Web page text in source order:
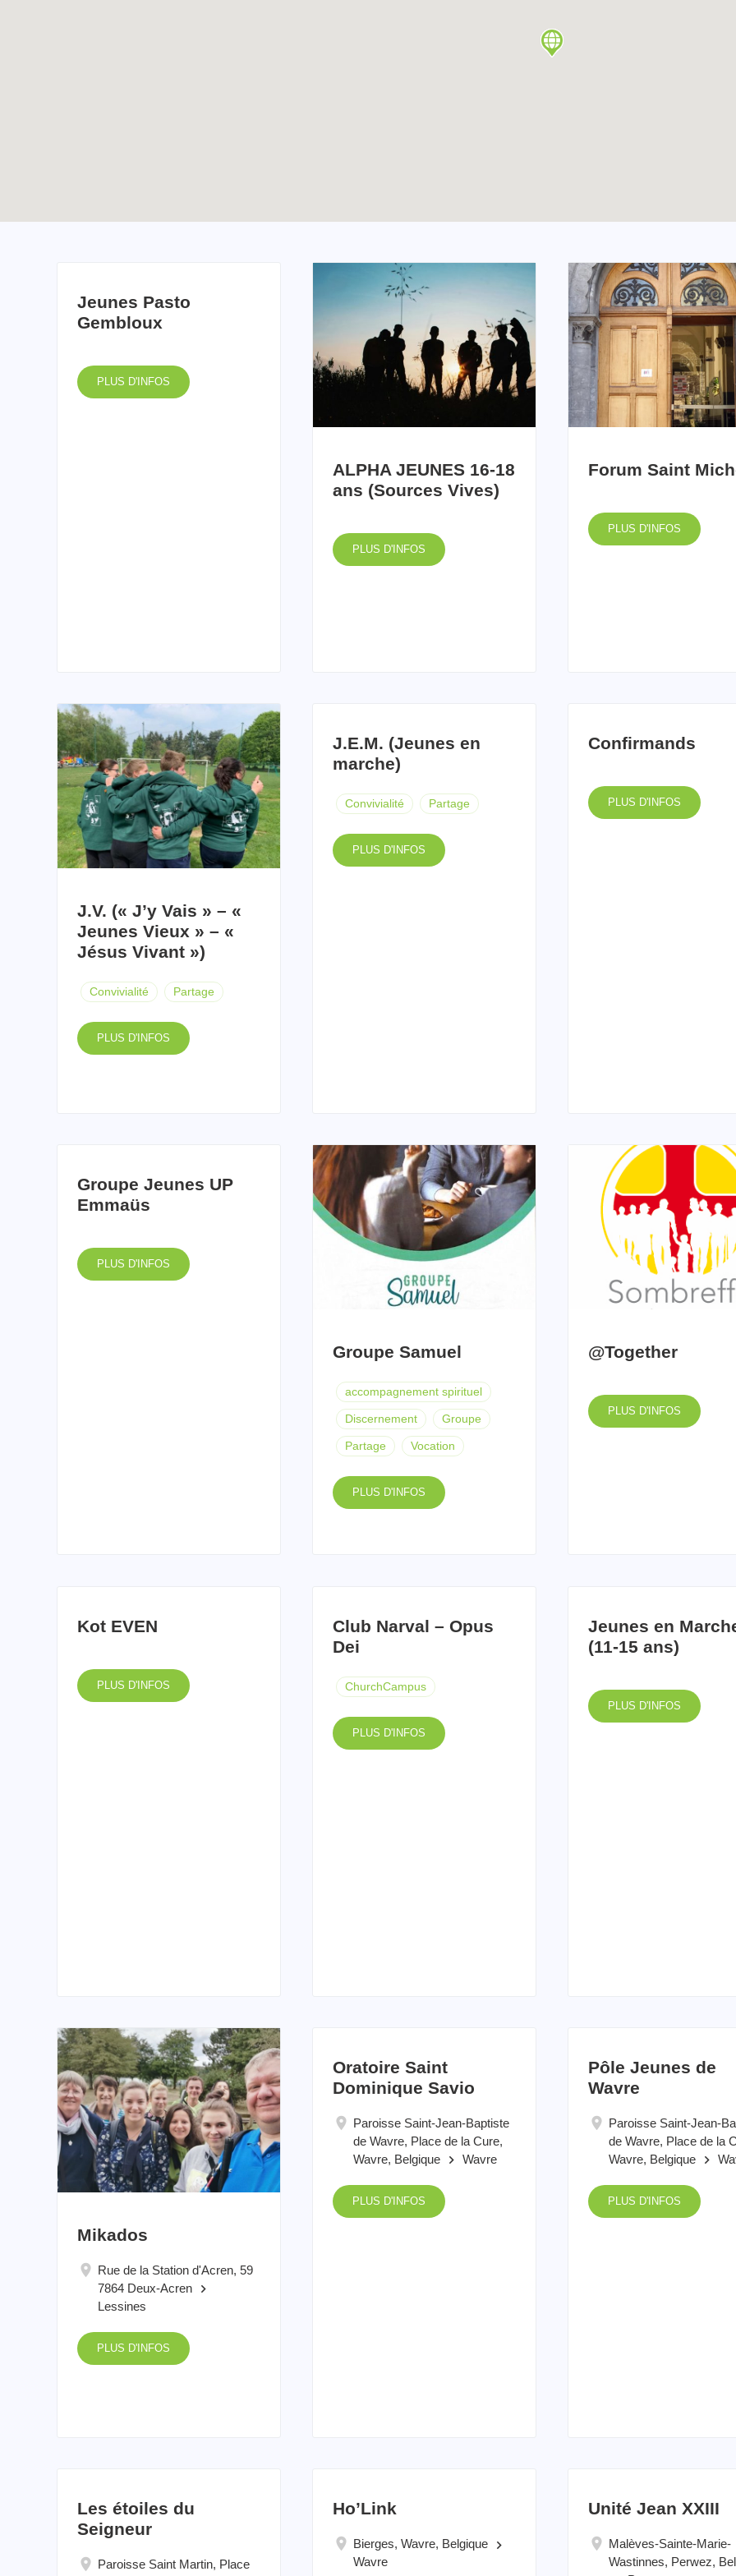
Jeunes Pasto
Gembloux
PLUS D'INFOS
ALPHA JEUNES 16-18
ans (Sources Vives)
PLUS D'INFOS
Forum Saint
PLUS D'INFOS
J.V. (« J’y Vais » – «
Jeunes Vieux » – «
Jésus Vivant »)
Convivialité Partage
PLUS D'INFOS
J.E.M. (Jeunes en
marche)
Convivialité Partage
PLUS D'INFOS
Confirmands
PLUS D'INFOS
Groupe Jeunes UP
Emmaüs
PLUS D'INFOS
Groupe Samuel
accompagnement spirituel
Discernement Groupe
Partage Vocation
PLUS D'INFOS
@Together
PLUS D'INFOS
Kot EVEN
PLUS D'INFOS
Club Narval – Opus
Dei
ChurchCampus
PLUS D'INFOS
Jeunes en
(11-15 ans)
PLUS D'INFOS
Mikados
Rue de la Station d'Acren, 59
7864 Deux-Acren
keyboard_arrow_right
Lessines
PLUS D'INFOS
Oratoire Saint
Dominique Savio
Paroisse Saint-Jean-Baptiste
de Wavre, Place de la Cure,
Wavre, Belgique
keyboard_arrow_right Wavre
PLUS D'INFOS
Pôle Jeunes de
Wavre
Paroisse Saint-Jean-
de Wavre, Place de la
Wavre, Belgique
keyboard_arrow_right
PLUS D'INFOS
Les étoiles du
Seigneur
Paroisse Saint Martin, Place
Ho’Link
Bierges, Wavre, Belgique keyboard_arrow_right
Wavre
Unité Jean XXIII
Malèves-Sainte-Marie-
Wastinnes, Perwez,